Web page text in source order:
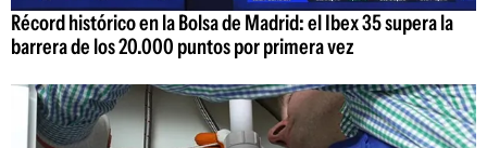
Récord histórico en la Bolsa de Madrid: el Ibex 35 supera la
barrera de los 20.000 puntos por primera vez